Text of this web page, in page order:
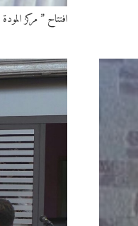
افتتاح ” مركز